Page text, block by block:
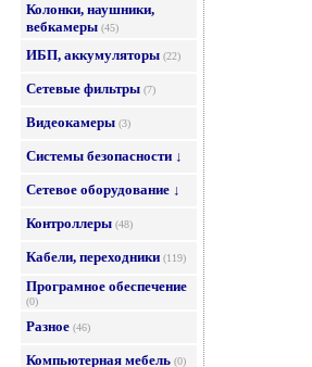
Колонки, наушники,
вебкамеры (45)
ИБП, аккумуляторы (22)
Сетевые фильтры (7)
Видеокамеры (3)
Системы безопасности ↓
Сетевое оборудование ↓
Контроллеры (48)
Кабели, переходники (119)
Програмное обеспечение
(0)
Разное (46)
Компьютерная мебель (0)